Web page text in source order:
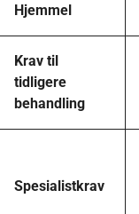
Hjemmel
Krav til
tidligere
behandling
Spesialistkrav